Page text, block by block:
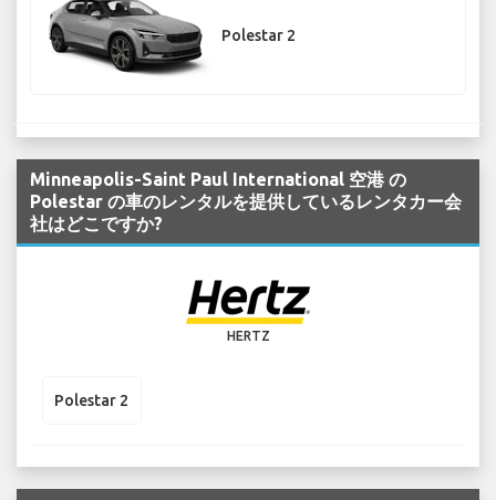
Polestar 2
Minneapolis-Saint Paul International 空港 の
Polestar の車のレンタルを提供しているレンタカー会
社はどこですか?
HERTZ
Polestar 2